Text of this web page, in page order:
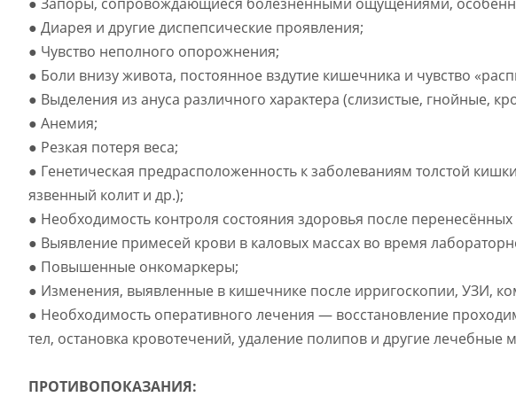
● Диарея и другие диспепсические проявления;
● Чувство неполного опорожнения;
● Боли внизу живота, постоянное вздутие кишечника и чувство
● Выделения из ануса различного характера (слизистые, гнойные,
● Анемия;
● Резкая потеря веса;
● Генетическая предрасположенность к заболеваниям толстой
язвенный колит и др.);
● Необходимость контроля состояния здоровья после
● Выявление примесей крови в каловых массах во время
● Повышенные онкомаркеры;
● Изменения, выявленные в кишечнике после ирригоскопии, УЗИ,
● Необходимость оперативного лечения — восстановление
тел, остановка кровотечений, удаление полипов и другие лечебные
ПРОТИВОПОКАЗАНИЯ: